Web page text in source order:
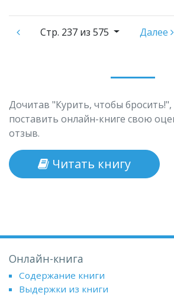
Стр. 237 из 575 Далее
Дочитав "Курить, чтобы
поставить онлайн-книге свою
отзыв.
Читать книгу
Онлайн-книга
Содержание книги
Выдержки из книги